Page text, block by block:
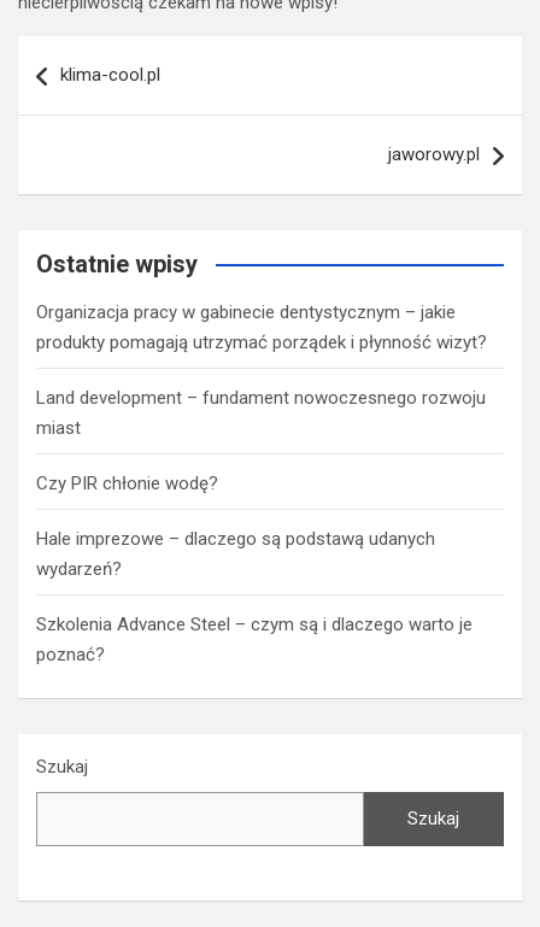
wpisu
klima-cool.pl
jaworowy.pl
Ostatnie wpisy
Organizacja pracy w gabinecie dentystycznym – jakie
produkty pomagają utrzymać porządek i płynność wizyt?
Land development – fundament nowoczesnego rozwoju
miast
Czy PIR chłonie wodę?
Hale imprezowe – dlaczego są podstawą udanych
wydarzeń?
Szkolenia Advance Steel – czym są i dlaczego warto je
poznać?
Szukaj
Szukaj